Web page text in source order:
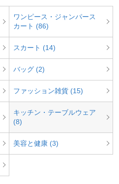
ワンピース・ジャンパース
カート (86)
スカート (14)
バッグ (2)
ファッション雑貨 (15)
キッチン・テーブルウェア
(8)
美容と健康 (3)